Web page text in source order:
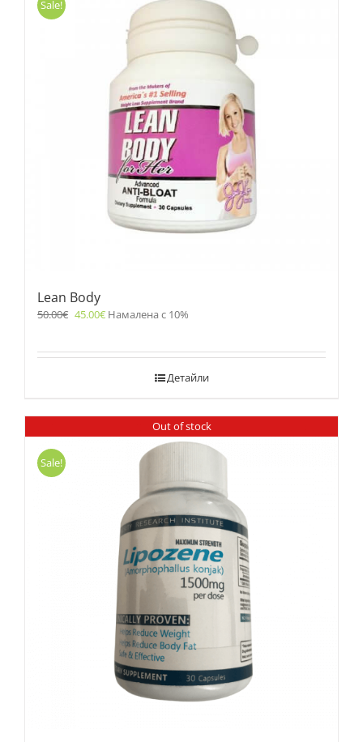
Sale!
Lean Body
50.00€ 45.00€ Намалена с 10%
Детайли
Out of stock
Sale!